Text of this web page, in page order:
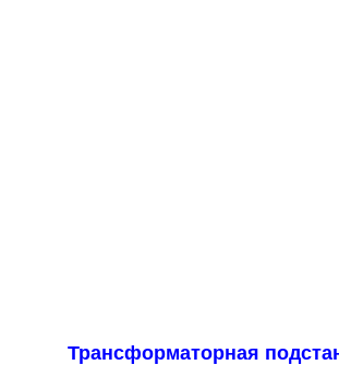
Трансформаторная